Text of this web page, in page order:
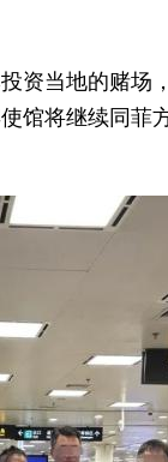
当地的赌场
馆将继续同菲